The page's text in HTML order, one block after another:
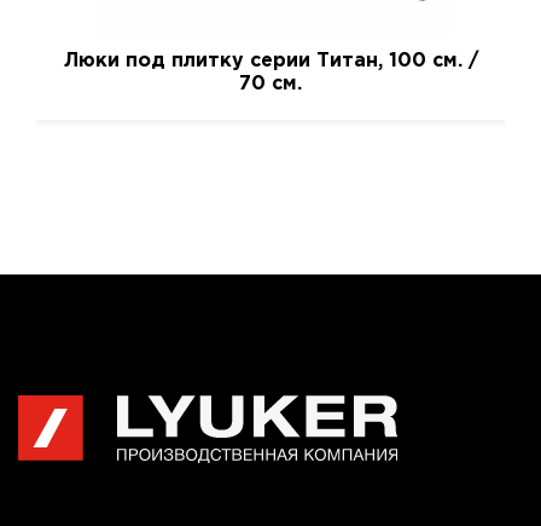
Люки под плитку серии Титан, 100 см. /
70 см.